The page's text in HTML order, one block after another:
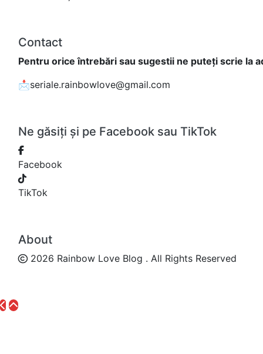
Contact
Pentru orice întrebări sau sugestii ne puteți scrie la
📩seriale.rainbowlove@gmail.com
Ne găsiți și pe Facebook sau TikTok
Facebook
TikTok
About
2026 Rainbow Love Blog . All Rights Reserved